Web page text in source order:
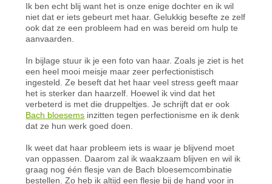
Ik ben echt blij want het is onze enige dochter en ik wil
niet dat er iets gebeurt met haar. Gelukkig besefte ze zelf
ook dat ze een probleem had en was bereid om hulp te
aanvaarden.
In bijlage stuur ik je een foto van haar. Zoals je ziet is het
een heel mooi meisje maar zeer perfectionistisch
ingesteld. Ze beseft dat het haar veel stress geeft maar
het is sterker dan haarzelf. Hoewel ik vind dat het
verbeterd is met die druppeltjes. Je schrijft dat er ook
Bach bloesems inzitten tegen perfectionisme en ik denk
dat ze hun werk goed doen.
Ik weet dat haar probleem iets is waar je blijvend moet
van oppassen. Daarom zal ik waakzaam blijven en wil ik
graag nog één flesje van de Bach bloesemcombinatie
bestellen. Zo heb ik altijd een flesje bij de hand voor in